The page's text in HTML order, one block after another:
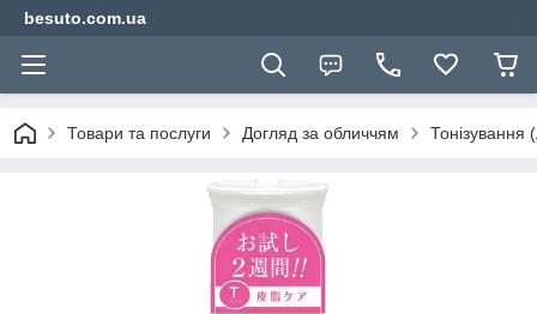
besuto.com.ua
Товари та послуги Догляд за обличчям Тонізування